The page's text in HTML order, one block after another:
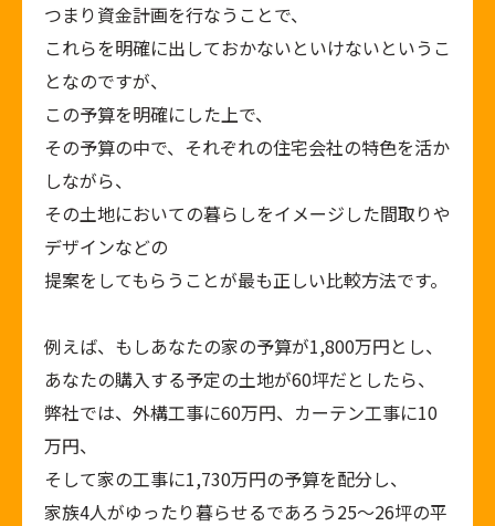
つまり資金計画を行なうことで、
これらを明確に出しておかないといけないというこ
となのですが、
この予算を明確にした上で、
その予算の中で、それぞれの住宅会社の特色を活か
しながら、
その土地においての暮らしをイメージした間取りや
デザインなどの
提案をしてもらうことが最も正しい比較方法です。
例えば、もしあなたの家の予算が1,800万円とし、
あなたの購入する予定の土地が60坪だとしたら、
弊社では、外構工事に60万円、カーテン工事に10
万円、
そして家の工事に1,730万円の予算を配分し、
家族4人がゆったり暮らせるであろう25〜26坪の平